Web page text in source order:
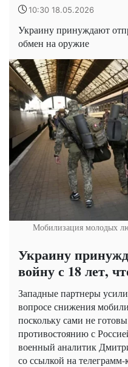
10:30 18.05.2026
Украину принуждают
обмен на оружие
Мобилизация молодых
Украину
войну с 18 лет,
Западные партнеры
вопросе снижения
поскольку сами не
противостоянию с
военный аналитик
со ссылкой на телеграмм-